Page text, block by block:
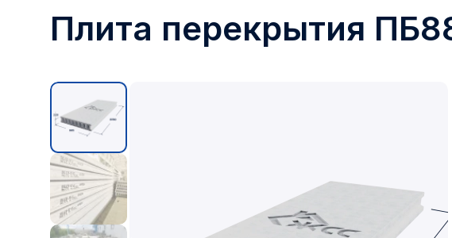
Плита перекрытия